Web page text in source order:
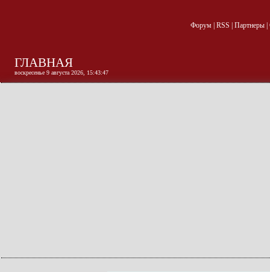
Форум| RSS Партнеры|
ГЛАВНАЯ
воскресенье 9 августа 2026, 15:43:48